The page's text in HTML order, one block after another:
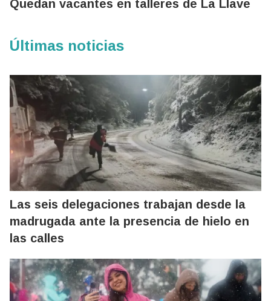
Quedan vacantes en talleres de La Llave
Últimas noticias
Las seis delegaciones trabajan desde la
madrugada ante la presencia de hielo en
las calles